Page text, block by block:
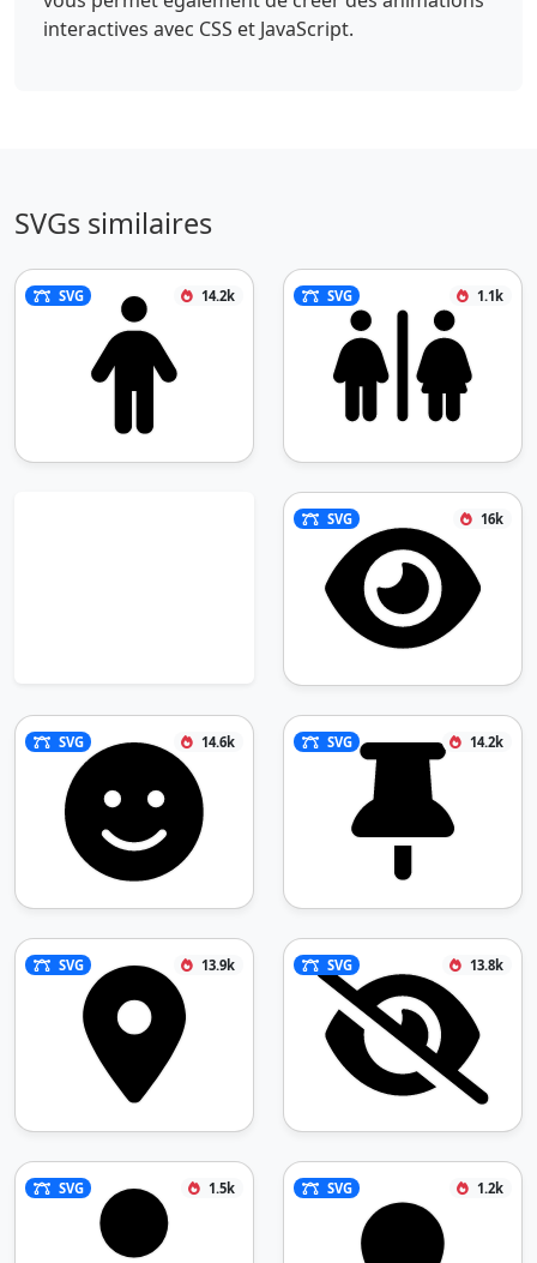
interactives avec CSS et JavaScript.
SVGs similaires
SVG 14.2k SVG 1.1k
SVG 16k
SVG 14.6k SVG 14.2k
SVG 13.9k SVG 13.8k
SVG 1.5k SVG 1.2k